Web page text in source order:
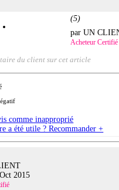
(5)
par UN
Acheteur
du client sur cet article
comme inapproprié
a été utile ? Recommander +
2015